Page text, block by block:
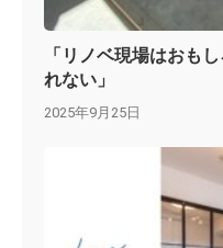
「リノベ現場はおも
れない」
2025年9月25日